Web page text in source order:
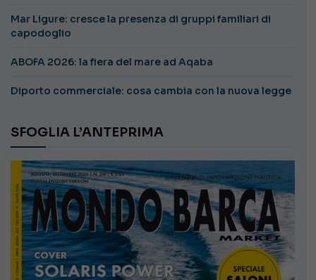
Mar Ligure: cresce la presenza di gruppi familiari di
capodoglio
ABOFA 2026: la fiera del mare ad Aqaba
Diporto commerciale: cosa cambia con la nuova legge
SFOGLIA L’ANTEPRIMA